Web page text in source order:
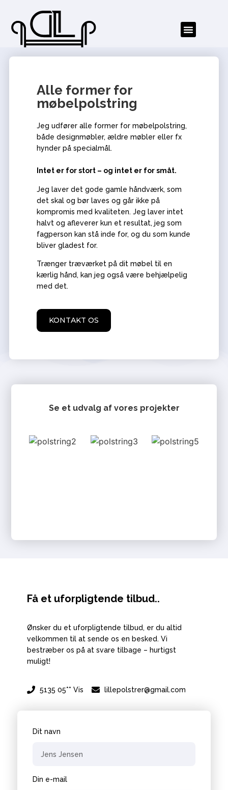
Alle former for
møbelpolstring
Jeg udfører alle former for møbelpolstring,
både designmøbler, ældre møbler eller fx
hynder på specialmål.
Intet er for stort – og intet er for småt.
Jeg laver det gode gamle håndværk, som
det skal og bør laves og går ikke på
kompromis med kvaliteten. Jeg laver intet
halvt og afleverer kun et resultat, jeg som
fagperson kan stå inde for, og du som kunde
bliver gladest for.
Trænger træværket på dit møbel til en
kærlig hånd, kan jeg også være behjælpelig
med det.
KONTAKT OS
Se et udvalg af vores projekter
Dit navn
Din e-mail
Få et uforpligtende tilbud..
Ønsker du et uforpligtende tilbud, er du altid
velkommen til at sende os en besked. Vi
bestræber os på at svare tilbage – hurtigst
muligt!
5135 05** Vis lillepolstrer@gmail.com